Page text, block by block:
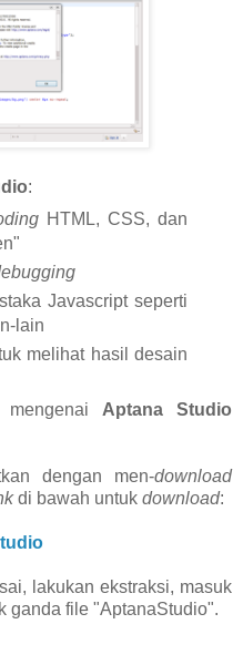
:
HTML, CSS, dan
Javascript seperti
lain
melihat hasil desain
mengenaiAptana Studio
dengan men-download
di bawah untuk download:
lakukan ekstraksi, masuk
ganda file "AptanaStudio".